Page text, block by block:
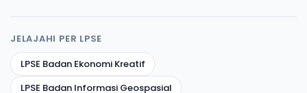
JELAJAHI PER LPSE
LPSE Badan Ekonomi Kreatif
LPSE Badan Informasi Geospasial